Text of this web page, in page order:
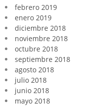
febrero 2019
enero 2019
diciembre 2018
noviembre 2018
octubre 2018
septiembre 2018
agosto 2018
julio 2018
junio 2018
mayo 2018